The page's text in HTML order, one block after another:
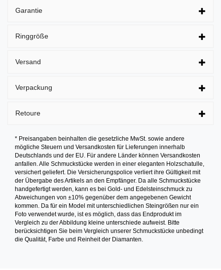
Garantie
Ringgröße
Versand
Verpackung
Retoure
* Preisangaben beinhalten die gesetzliche MwSt. sowie andere
mögliche Steuern und Versandkosten für Lieferungen innerhalb
Deutschlands und der EU. Für andere Länder können Versandkosten
anfallen. Alle Schmuckstücke werden in einer eleganten Holzschatulle,
versichert geliefert. Die Versicherungspolice verliert ihre Gültigkeit mit
der Übergabe des Artikels an den Empfänger. Da alle Schmuckstücke
handgefertigt werden, kann es bei Gold- und Edelsteinschmuck zu
Abweichungen von ±10% gegenüber dem angegebenen Gewicht
kommen. Da für ein Model mit unterschiedlichen Steingrößen nur ein
Foto verwendet wurde, ist es möglich, dass das Endprodukt im
Vergleich zu der Abbildung kleine unterschiede aufweist. Bitte
berücksichtigen Sie beim Vergleich unserer Schmuckstücke unbedingt
die Qualität, Farbe und Reinheit der Diamanten.